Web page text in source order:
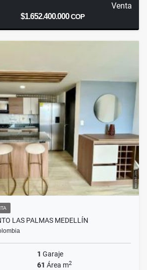
Venta
$1.652.400.000COP
LAS PALMAS MEDELLÍN
1 Garaje
61 Área m2